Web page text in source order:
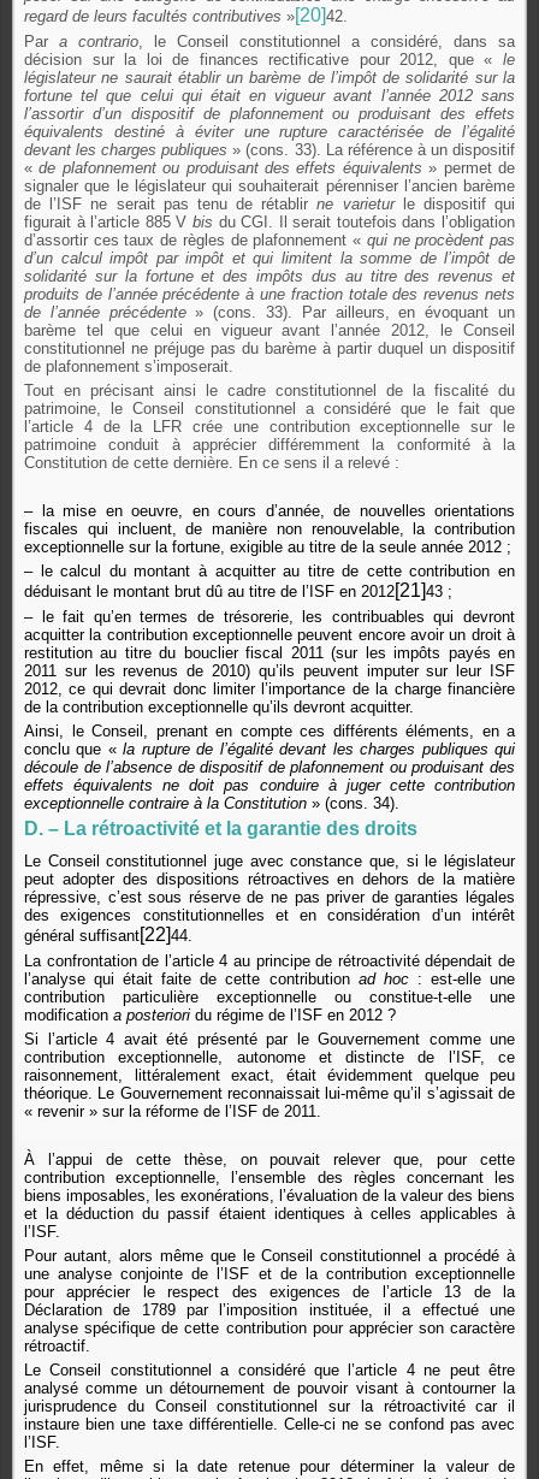
regard de leurs facultés contributives »[20]42.
Par a contrario, le Conseil constitutionnel a considéré, dans sa
décision sur la loi de finances rectificative pour 2012, que « le
législateur ne saurait établir un barème de l’impôt de solidarité sur la
fortune tel que celui qui était en vigueur avant l’année 2012 sans
l’assortir d’un dispositif de plafonnement ou produisant des effets
équivalents destiné à éviter une rupture caractérisée de l’égalité
devant les charges publiques» (cons. 33). La référence à un dispositif
«de plafonnement ou produisant des effets équivalents» permet de
signaler que le législateur qui souhaiterait pérenniser l’ancien barème
de l’ISF ne serait pas tenu de rétablirne varietur le dispositif qui
figurait à l’article 885 V bis du CGI. Il serait toutefois dans l’obligation
d’assortir ces taux de règles de plafonnement « qui ne procèdent pas
d’un calcul impôt par impôt et qui limitent la somme de l’impôt de
solidarité sur la fortune et des impôts dus au titre des revenus et
produits de l’année précédente à une fraction totale des revenus nets
de l’année précédente» (cons. 33). Par ailleurs, en évoquant un
barème tel que celui en vigueur avant l’année 2012, le Conseil
constitutionnel ne préjuge pas du barème à partir duquel un dispositif
de plafonnement s’imposerait.
Tout en précisant ainsi le cadre constitutionnel de la fiscalité du
patrimoine, le Conseil constitutionnel a considéré que le fait que
l’article 4 de la LFR crée une contribution exceptionnelle sur le
patrimoine conduit à apprécier différemment la conformité à la
Constitution de cette dernière. En ce sens il a relevé :
– la mise en oeuvre, en cours d’année, de nouvelles orientations
fiscales qui incluent, de manière non renouvelable, la contribution
exceptionnelle sur la fortune, exigible au titre de la seule année 2012 ;
– le calcul du montant à acquitter au titre de cette contribution en
déduisant le montant brut dû au titre de l’ISF en 2012[21]43 ;
– le fait qu’en termes de trésorerie, les contribuables qui devront
acquitter la contribution exceptionnelle peuvent encore avoir un droit à
restitution au titre du bouclier fiscal 2011 (sur les impôts payés en
2011 sur les revenus de 2010) qu’ils peuvent imputer sur leur ISF
2012, ce qui devrait donc limiter l’importance de la charge financière
de la contribution exceptionnelle qu’ils devront acquitter.
Ainsi, le Conseil, prenant en compte ces différents éléments, en a
conclu que «la rupture de l’égalité devant les charges publiques qui
découle de l’absence de dispositif de plafonnement ou produisant des
effets équivalents ne doit pas conduire à juger cette contribution
exceptionnelle contraire à la Constitution » (cons. 34).
D. – La rétroactivité et la garantie des droits
Le Conseil constitutionnel juge avec constance que, si le législateur
peut adopter des dispositions rétroactives en dehors de la matière
répressive, c’est sous réserve de ne pas priver de garanties légales
des exigences constitutionnelles et en considération d’un intérêt
général suffisant[22]44.
La confrontation de l’article 4 au principe de rétroactivité dépendait de
l’analyse qui était faite de cette contribution ad hoc : est-elle une
contribution particulière exceptionnelle ou constitue-t-elle une
modification a posteriori du régime de l’ISF en 2012 ?
Si l’article 4 avait été présenté par le Gouvernement comme une
contribution exceptionnelle, autonome et distincte de l’ISF, ce
raisonnement, littéralement exact, était évidemment quelque peu
théorique. Le Gouvernement reconnaissait lui-même qu’il s’agissait de
« revenir » sur la réforme de l’ISF de 2011.
À l’appui de cette thèse, on pouvait relever que, pour cette
contribution exceptionnelle, l’ensemble des règles concernant les
biens imposables, les exonérations, l’évaluation de la valeur des biens
et la déduction du passif étaient identiques à celles applicables à
l’ISF.
Pour autant, alors même que le Conseil constitutionnel a procédé à
une analyse conjointe de l’ISF et de la contribution exceptionnelle
pour apprécier le respect des exigences de l’article 13 de la
Déclaration de 1789 par l’imposition instituée, il a effectué une
analyse spécifique de cette contribution pour apprécier son caractère
rétroactif.
Le Conseil constitutionnel a considéré que l’article 4 ne peut être
analysé comme un détournement de pouvoir visant à contourner la
jurisprudence du Conseil constitutionnel sur la rétroactivité car il
instaure bien une taxe différentielle. Celle-ci ne se confond pas avec
l’ISF.
En effet, même si la date retenue pour déterminer la valeur de